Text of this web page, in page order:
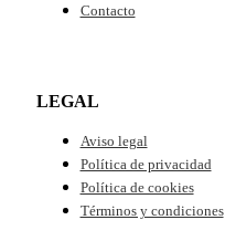
Contacto
LEGAL
Aviso legal
Política de privacidad
Política de cookies
Términos y condiciones